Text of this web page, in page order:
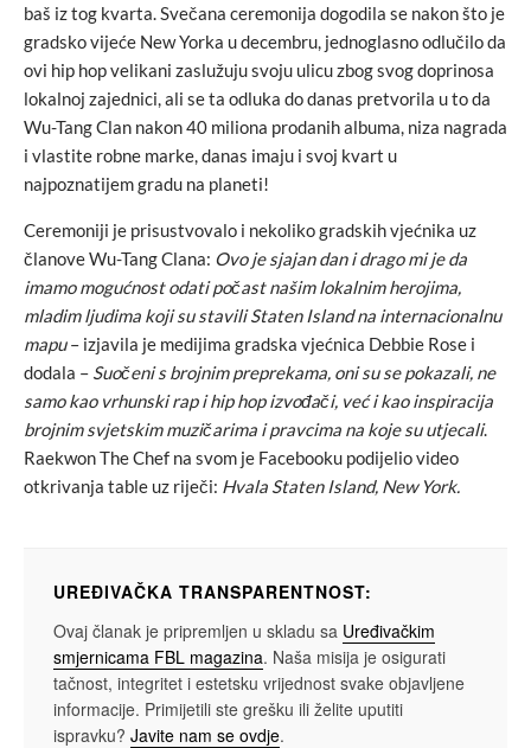
baš iz tog kvarta. Svečana ceremonija dogodila se nakon što je
gradsko vijeće New Yorka u decembru, jednoglasno odlučilo da
ovi hip hop velikani zaslužuju svoju ulicu zbog svog doprinosa
lokalnoj zajednici, ali se ta odluka do danas pretvorila u to da
Wu-Tang Clan nakon 40 miliona prodanih albuma, niza nagrada
i vlastite robne marke, danas imaju i svoj kvart u
najpoznatijem gradu na planeti!
Ceremoniji je prisustvovalo i nekoliko gradskih vjećnika uz
članove Wu-Tang Clana: Ovo je sjajan dan i drago mi je da
imamo mogućnost odati počast našim lokalnim herojima,
mladim ljudima koji su stavili Staten Island na internacionalnu
mapu– izjavila je medijima gradska vjećnica Debbie Rose i
dodala – Suočeni s brojnim preprekama, oni su se pokazali, ne
samo kao vrhunski rap i hip hop izvođači, već i kao inspiracija
brojnim svjetskim muzičarima i pravcima na koje su utjecali.
Raekwon The Chef na svom je Facebooku podijelio video
otkrivanja table uz riječi: Hvala Staten Island, New York.
UREĐIVAČKA TRANSPARENTNOST:
Ovaj članak je pripremljen u skladu sa Uređivačkim
smjernicama FBL magazina. Naša misija je osigurati
tačnost, integritet i estetsku vrijednost svake objavljene
informacije. Primijetili ste grešku ili želite uputiti
ispravku? Javite nam se ovdje.